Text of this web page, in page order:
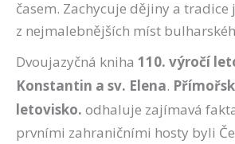
časem. Zachycuje dějiny a tradice
z nejmalebnějších míst
Dvoujazyčná kniha 110. výročí
Konstantin a sv. Elena.
letovisko. odhaluje zajímavá
prvními zahraničními hosty byli